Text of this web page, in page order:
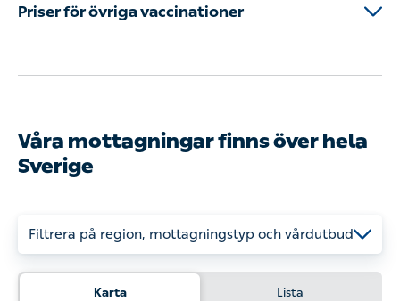
Priser för övriga vaccinationer
vaccinationsprogrammet bestäms av regionerna.
Ring din vårdcentral för aktuell prisinformation och
att boka en tid för vaccination.
Våra mottagningar finns över hela
Sverige
Filtrera på region, mottagningstyp och vårdutbud
Karta Lista